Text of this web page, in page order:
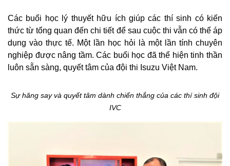
Các buổi học lý thuyết hữu ích giúp các thí sinh có kiến
thức từ tổng quan đến chi tiết để sau cuộc thi vẫn có thể áp
dụng vào thực tế. Một lần học hỏi là một lần tính chuyên
nghiệp được nâng tầm. Các buổi học đã thể hiện tinh thần
luôn sẵn sàng, quyết tâm của đội thi Isuzu Việt Nam.
Sự hăng say và quyết tâm dành chiến thắng của các thí sinh đội
IVC